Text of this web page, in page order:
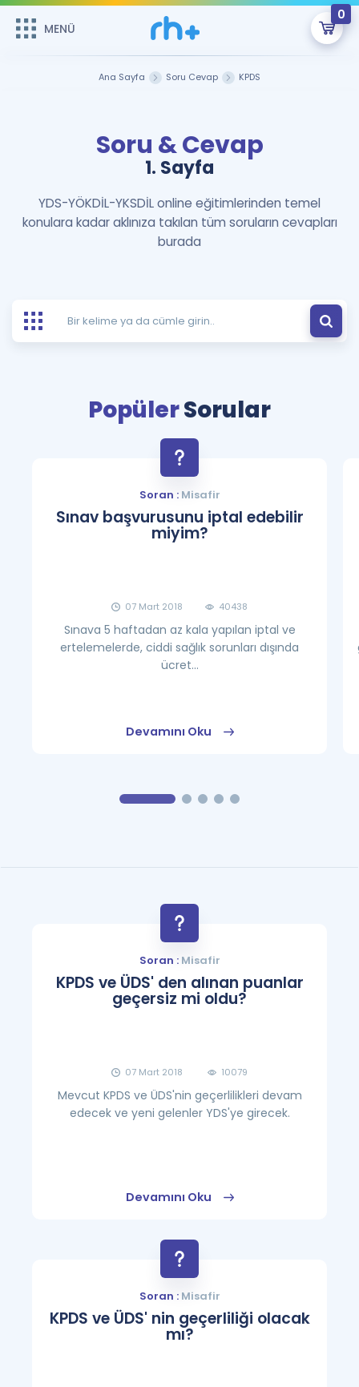
MENÜ
0
Şifremi Hatırlamıyorum
Remzi Hoca ile seni sınava hazırlayacak onlarca eğitim seni
bekliyor!
MENÜ
Çalışma Paketleri
Katılımcı Görüşleri
Rehberlik Aracı
ÖSYM Sınav Takvimi
Blog
Hakkımızda
Kariyer
Ana Sayfa Soru Cevap KPDS
Soru & Cevap
1. Sayfa
YDS-YÖKDİL-YKSDİL online eğitimlerinden temel
konulara kadar aklınıza takılan tüm soruların cevapları
burada
PopülerSorular
Soran :Misafir
Sınav başvurusunu iptal edebilir
miyim?
07 Mart 2018 40438
Sınava 5 haftadan az kala yapılan iptal ve
ertelemelerde, ciddi sağlık sorunları dışında
ücret...
Devamını Oku
Soran :Misafir
KPDS ve ÜDS' den alınan puanlar
geçersiz mi oldu?
07 Mart 2018 10079
Mevcut KPDS ve ÜDS'nin geçerlilikleri devam
edecek ve yeni gelenler YDS'ye girecek.
Devamını Oku
Soran :Misafir
KPDS ve ÜDS' nin geçerliliği olacak
mı?